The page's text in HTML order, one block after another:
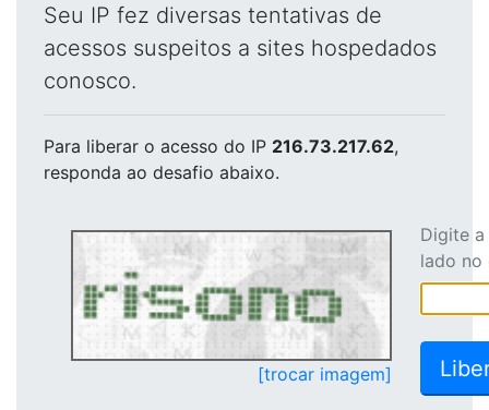
Seu IP fez diversas tentativas de
acessos suspeitos a sites hospedados
conosco.
Para liberar o acesso do IP 216.73.217.62,
responda ao desafio abaixo.
[trocar imagem]
Digite
lado no